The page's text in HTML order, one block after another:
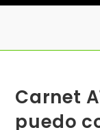
Carnet
puedo